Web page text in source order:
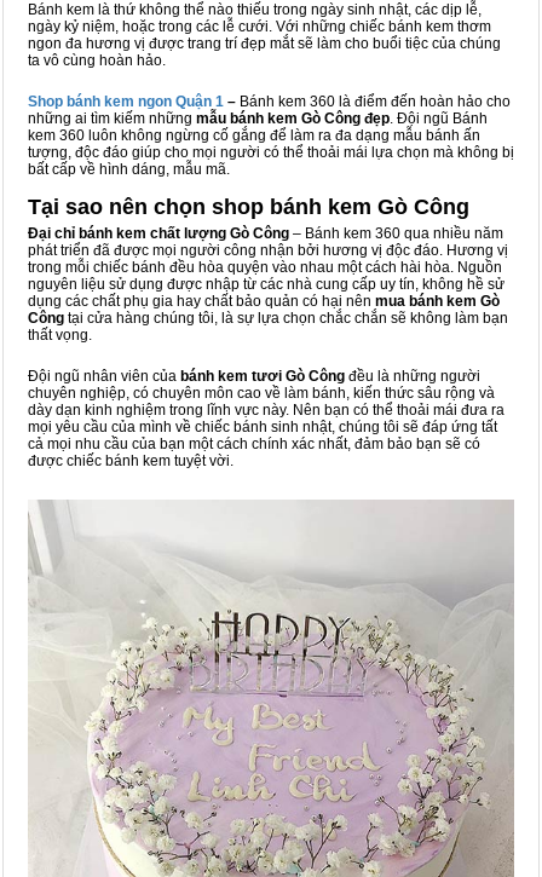
Bánh kem là thứ không thể nào thiếu trong ngày sinh nhật, các dịp lễ,
ngày kỷ niệm, hoặc trong các lễ cưới. Với những chiếc bánh kem thơm
ngon đa hương vị được trang trí đẹp mắt sẽ làm cho buổi tiệc của chúng
ta vô cùng hoàn hảo.
Shop bánh kem ngon Quận 1 – Bánh kem 360 là điểm đến hoàn hảo cho
những ai tìm kiếm những mẫu bánh kem Gò Công đẹp. Đội ngũ Bánh
kem 360 luôn không ngừng cố gắng để làm ra đa dạng mẫu bánh ấn
tượng, độc đáo giúp cho mọi người có thể thoải mái lựa chọn mà không bị
bất cấp về hình dáng, mẫu mã.
Tại sao nên chọn shop bánh kem Gò Công
Đại chỉ bánh kem chất lượng Gò Công – Bánh kem 360 qua nhiều năm
phát triển đã được mọi người công nhận bởi hương vị độc đáo. Hương vị
trong mỗi chiếc bánh đều hòa quyện vào nhau một cách hài hòa. Nguồn
nguyên liệu sử dụng được nhập từ các nhà cung cấp uy tín, không hề sử
dụng các chất phụ gia hay chất bảo quản có hại nên mua bánh kem Gò
Công tại cửa hàng chúng tôi, là sự lựa chọn chắc chắn sẽ không làm bạn
thất vọng.
Đội ngũ nhân viên của bánh kem tươi Gò Công đều là những người
chuyên nghiệp, có chuyên môn cao về làm bánh, kiến thức sâu rộng và
dày dạn kinh nghiệm trong lĩnh vực này. Nên bạn có thể thoải mái đưa ra
mọi yêu cầu của mình về chiếc bánh sinh nhật, chúng tôi sẽ đáp ứng tất
cả mọi nhu cầu của bạn một cách chính xác nhất, đảm bảo bạn sẽ có
được chiếc bánh kem tuyệt vời.